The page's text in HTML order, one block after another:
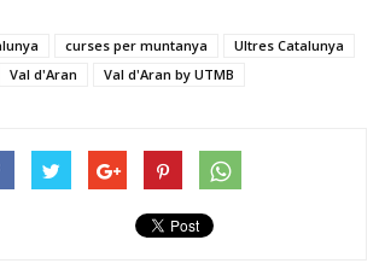
curses per muntanya
Ultres Catalunya
Val d'Aran Val d'Aran by UTMB